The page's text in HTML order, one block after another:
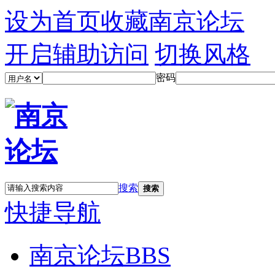
设为首页收藏南京论坛
开启辅助访问 切换风格
密码
搜索 搜索
快捷导航
南京论坛BBS